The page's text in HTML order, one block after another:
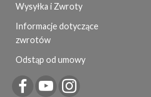
Wysyłka i Zwroty
Informacje dotyczące
zwrotów
Odstąp od umowy